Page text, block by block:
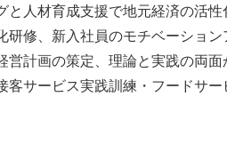
と人材育成支援で地元経済の活
研修、新入社員のモチベーショ
営計画の策定、理論と実践の両
客サービス実践訓練・フードサ